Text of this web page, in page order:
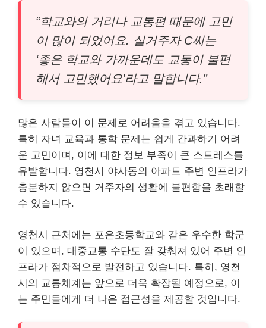
“학교와의 거리나 교통편 때문에 고민
이 많이 되었어요. 실거주자 C씨는
‘좋은 학교와 가까운데도 교통이 불편
해서 고민했어요’라고 말합니다.”
많은 사람들이 이 문제로 어려움을 겪고 있습니다.
특히 자녀 교육과 통학 문제는 쉽게 간과하기 어려
운 고민이며, 이에 대한 정보 부족이 큰 스트레스를
유발합니다. 영천시 야사동의 아파트 주변 인프라가
충분하지 않으면 거주자의 생활에 불편함을 초래할
수 있습니다.
영천시 근처에는 포은초등학교와 같은 우수한 학군
이 있으며, 대중교통 수단도 잘 갖춰져 있어 주변 인
프라가 점차적으로 발전하고 있습니다. 특히, 영천
시의 교통체계는 앞으로 더욱 확장될 예정으로, 이
는 주민들에게 더 나은 접근성을 제공할 것입니다.